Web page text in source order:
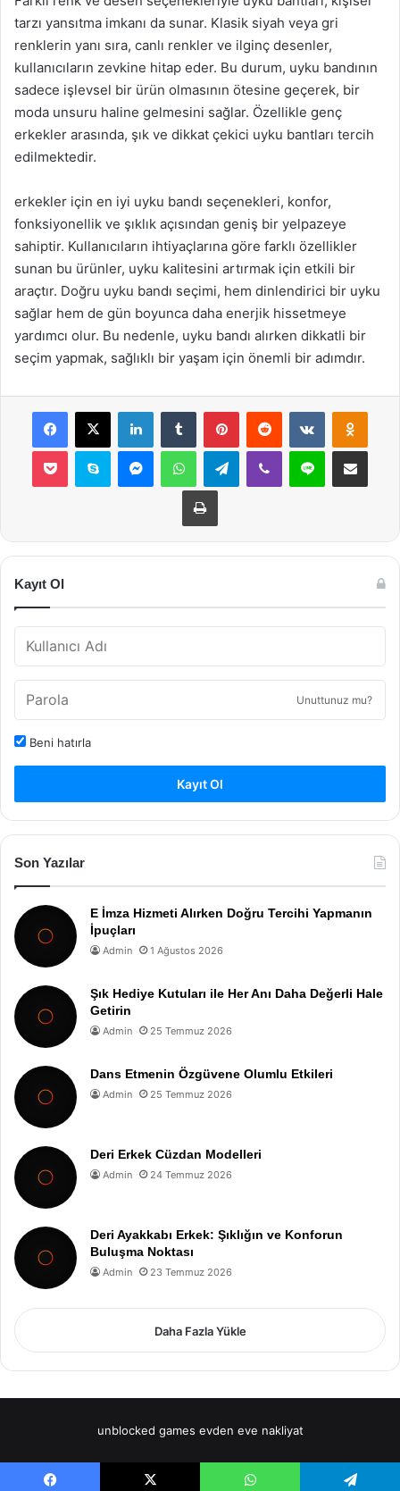
tarzı yansıtma imkanı da sunar. Klasik siyah veya gri
renklerin yanı sıra, canlı renkler ve ilginç desenler,
kullanıcıların zevkine hitap eder. Bu durum, uyku bandının
sadece işlevsel bir ürün olmasının ötesine geçerek, bir
moda unsuru haline gelmesini sağlar. Özellikle genç
erkekler arasında, şık ve dikkat çekici uyku bantları tercih
edilmektedir.
erkekler için en iyi uyku bandı seçenekleri, konfor,
fonksiyonellik ve şıklık açısından geniş bir yelpazeye
sahiptir. Kullanıcıların ihtiyaçlarına göre farklı özellikler
sunan bu ürünler, uyku kalitesini artırmak için etkili bir
araçtır. Doğru uyku bandı seçimi, hem dinlendirici bir uyku
sağlar hem de gün boyunca daha enerjik hissetmeye
yardımcı olur. Bu nedenle, uyku bandı alırken dikkatli bir
seçim yapmak, sağlıklı bir yaşam için önemli bir adımdır.
Facebook
X LinkedInTumblr PinterestReddit VKontakte
Pocket Skype MessengerWhatsAppTelegramViber Line E-Posta ile
Yazdır
Kayıt Ol
Unuttunuz mu?
Beni hatırla
Kayıt Ol
Son Yazılar
E İmza Hizmeti Alırken Doğru Tercihi Yapmanın
İpuçları
Admin 1 Ağustos 2026
Şık Hediye Kutuları ile Her Anı Daha Değerli Hale
Getirin
Admin 25 Temmuz 2026
Dans Etmenin Özgüvene Olumlu Etkileri
Admin 25 Temmuz 2026
Deri Erkek Cüzdan Modelleri
Admin 24 Temmuz 2026
Deri Ayakkabı Erkek: Şıklığın ve Konforun
Buluşma Noktası
Admin 23 Temmuz 2026
Daha Fazla Yükle
unblocked games evden eve nakliyat